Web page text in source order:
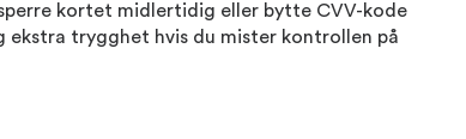
kortet midlertidig eller bytte CVV-kode
ekstra trygghet hvis du mister kontrollen på